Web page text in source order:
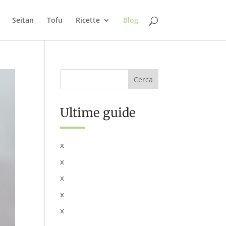
Seitan Tofu Ricette Blog
Ultime guide
x
x
x
x
x